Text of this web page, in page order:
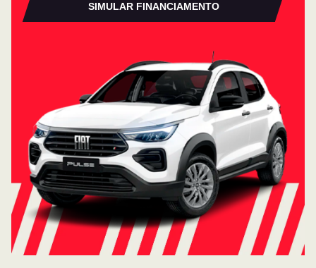
SIMULAR FINANCIAMENTO